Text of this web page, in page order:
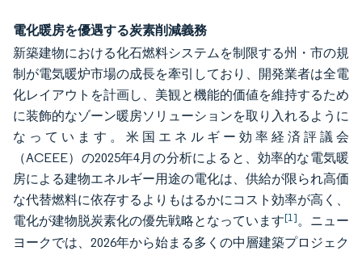
電化暖房を優遇する炭素削減義務
新築建物における化石燃料システムを制限する州・市の規
制が電気暖炉市場の成長を牽引しており、開発業者は全電
化レイアウトを計画し、美観と機能的価値を維持するため
に装飾的なゾーン暖房ソリューションを取り入れるように
なっています。米国エネルギー効率経済評議会
（ACEEE）の2025年4月の分析によると、効率的な電気暖
房による建物エネルギー用途の電化は、供給が限られ高価
な代替燃料に依存するよりもはるかにコスト効率が高く、
電化が建物脱炭素化の優先戦略となっています[1]。ニュー
ヨークでは、2026年から始まる多くの中層建築プロジェク